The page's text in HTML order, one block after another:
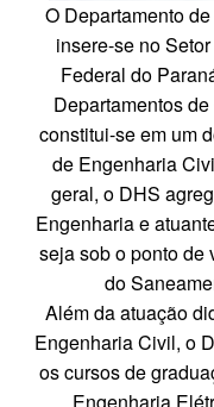
O Departamento
insere-se no
Federal do
Departamentos
constitui-se em um
de Engenharia
geral, o DHS
Engenharia e
seja sob o ponto de
do
Além da atuação
Engenharia Civil, o
os cursos de